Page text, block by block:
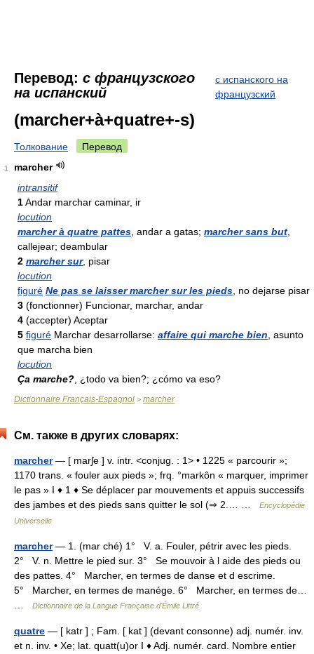
Перевод: с французского
на испанский
с испанского на
французский
(marcher+à+quatre+-s)
Толкование Перевод
1
marcher
intransitif
1Andar marchar caminar, ir
locution
marcher à quatre pattes , andar a gatas; marcher sans but
callejear; deambular
2 marcher sur, pisar
locution
figuré Ne pas se laisser marcher sur les pieds , no dejarse pisar
3 (fonctionner) Funcionar, marchar, andar
4 (accepter) Aceptar
5 figuré Marchar desarrollarse: affaire qui marche bien , asunto
que marcha bien
locution
Ça marche? , ¿todo va bien?; ¿cómo va eso?
Dictionnaire Français-Espagnol > marcher
См. также в других словарях:
marcher— [ marʃe ] v. intr. <conjug. : 1> • 1225 « parcourir »;
1170 trans. « fouler aux pieds »; frq. °markôn « marquer, imprimer
le pas » I ♦ 1 ♦ Se déplacer par mouvements et appuis successifs
des jambes et des pieds sans quitter le sol (⇒ 2.… …
Encyclopédie
Universelle
marcher— 1. (mar ché) 1° V. a. Fouler, pétrir avec les pieds.
2° V. n. Mettre le pied sur. 3° Se mouvoir à l aide des pieds ou
des pattes. 4° Marcher, en termes de danse et d escrime.
5° Marcher, en termes de manége. 6° Marcher, en termes de…
Dictionnaire de la Langue Française d'Émile Littré
quatre — [ katr ] ; Fam. [ kat ] (devant consonne) adj. numér. inv.
et n. inv. • Xe; lat. quatt(u)or I ♦ Adj. numér. card. Nombre entier